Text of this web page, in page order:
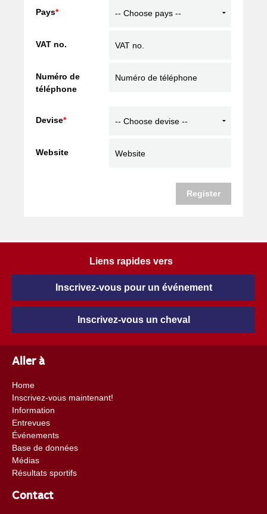
Pays*
VAT no.
Numéro de
téléphone
Devise*
Website
Register
Liens rapides vers
Inscrivez-vous pour un événement
Inscrivez-vous un cheval
Aller à
Home
Inscrivez-vous maintenant!
Information
Entrevues
Événements
Base de données
Médias
Résultats sportifs
Contact